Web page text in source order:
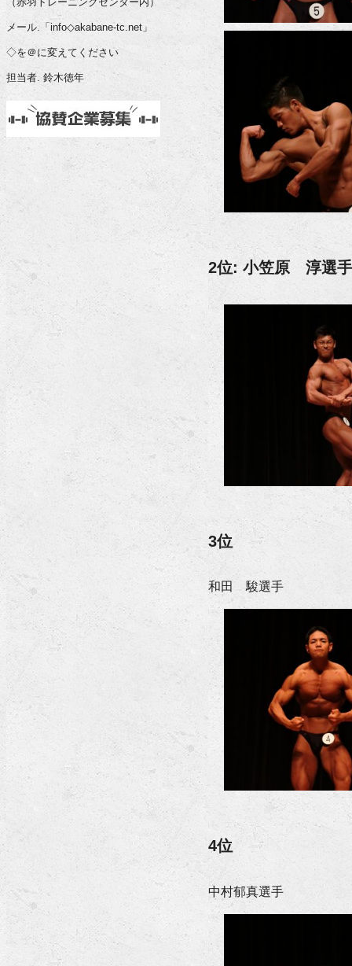
メール.「info◇akabane-tc.net」
◇を＠に変えてください
担当者. 鈴木徳年
2位: 小笠原 淳選手
3位
和田 駿選手
4位
中村郁真選手